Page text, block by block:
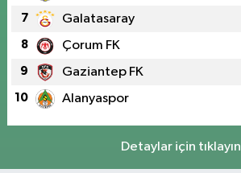
7 Galatasaray
8 Çorum FK
9 Gaziantep FK
10 Alanyaspor
Detaylar için tıklayın